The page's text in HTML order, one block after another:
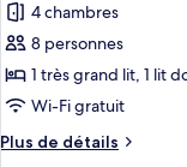
(Suite)
pour
ce
type
de
chambre :
Appartement,
4 chambres
8 personnes
1 très grand lit, 1 lit
Wi-Fi gratuit
Plus de détails
Plus